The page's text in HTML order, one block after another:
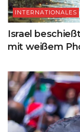
INTERNATIONALES
Israel
mit weißem